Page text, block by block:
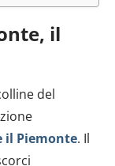
il
del
il Piemonte. Il